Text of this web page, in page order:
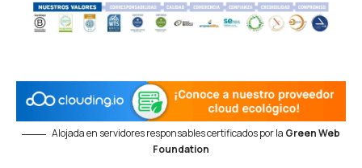
Alojada en servidores responsables certificados por la Green Web
Foundation